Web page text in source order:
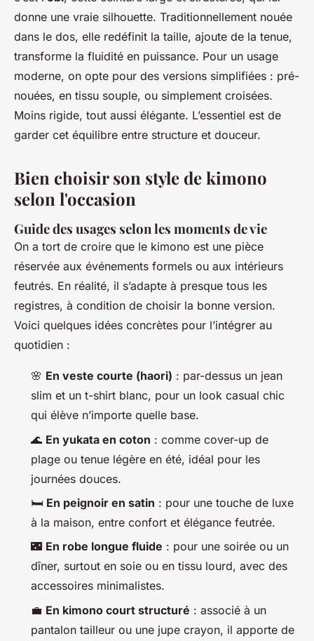
donne une vraie silhouette. Traditionnellement nouée
dans le dos, elle redéfinit la taille, ajoute de la tenue,
transforme la fluidité en puissance. Pour un usage
moderne, on opte pour des versions simplifiées : pré-
nouées, en tissu souple, ou simplement croisées.
Moins rigide, tout aussi élégante. L’essentiel est de
garder cet équilibre entre structure et douceur.
Bien choisir son style de kimono
selon l'occasion
Guide des usages selon les moments de vie
On a tort de croire que le kimono est une pièce
réservée aux événements formels ou aux intérieurs
feutrés. En réalité, il s’adapte à presque tous les
registres, à condition de choisir la bonne version.
Voici quelques idées concrètes pour l’intégrer au
quotidien :
🌸 En veste courte (haori) : par-dessus un jean
slim et un t-shirt blanc, pour un look casual chic
qui élève n’importe quelle base.
🌊 En yukata en coton : comme cover-up de
plage ou tenue légère en été, idéal pour les
journées douces.
🛏️ En peignoir en satin : pour une touche de luxe
à la maison, entre confort et élégance feutrée.
🌃 En robe longue fluide : pour une soirée ou un
dîner, surtout en soie ou en tissu lourd, avec des
accessoires minimalistes.
💼 En kimono court structuré : associé à un
pantalon tailleur ou une jupe crayon, il apporte de